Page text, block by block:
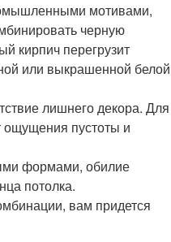
мотивами,
черную
кирпич перегрузит
или выкрашенной белой
лишнего декора. Для
ощущения пустоты и
формами, обилие
потолка.
вам придется